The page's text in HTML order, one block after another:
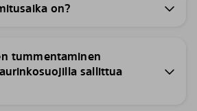
on?
tummentaminen
sallittua